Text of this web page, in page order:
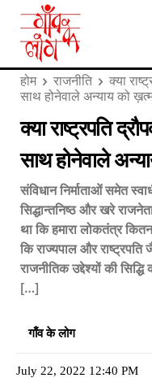
होम राजनीति
क्या
साथ होनेवाले अन्याय को
क्या राष्ट्रपति
साथ होनेवाले
संविधान निर्माताओं समेत
सिद्धान्तनिष्ठ और खरे
था कि हमारा लोकतंत्र
कि राज्यपाल और
राजनीतिक उद्देश्यों की
[…]
गाँव के लोग
July 22, 2022 12:40 PM